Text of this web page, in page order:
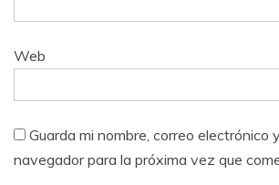
Web
Guarda mi nombre, correo electrónico
navegador para la próxima vez que